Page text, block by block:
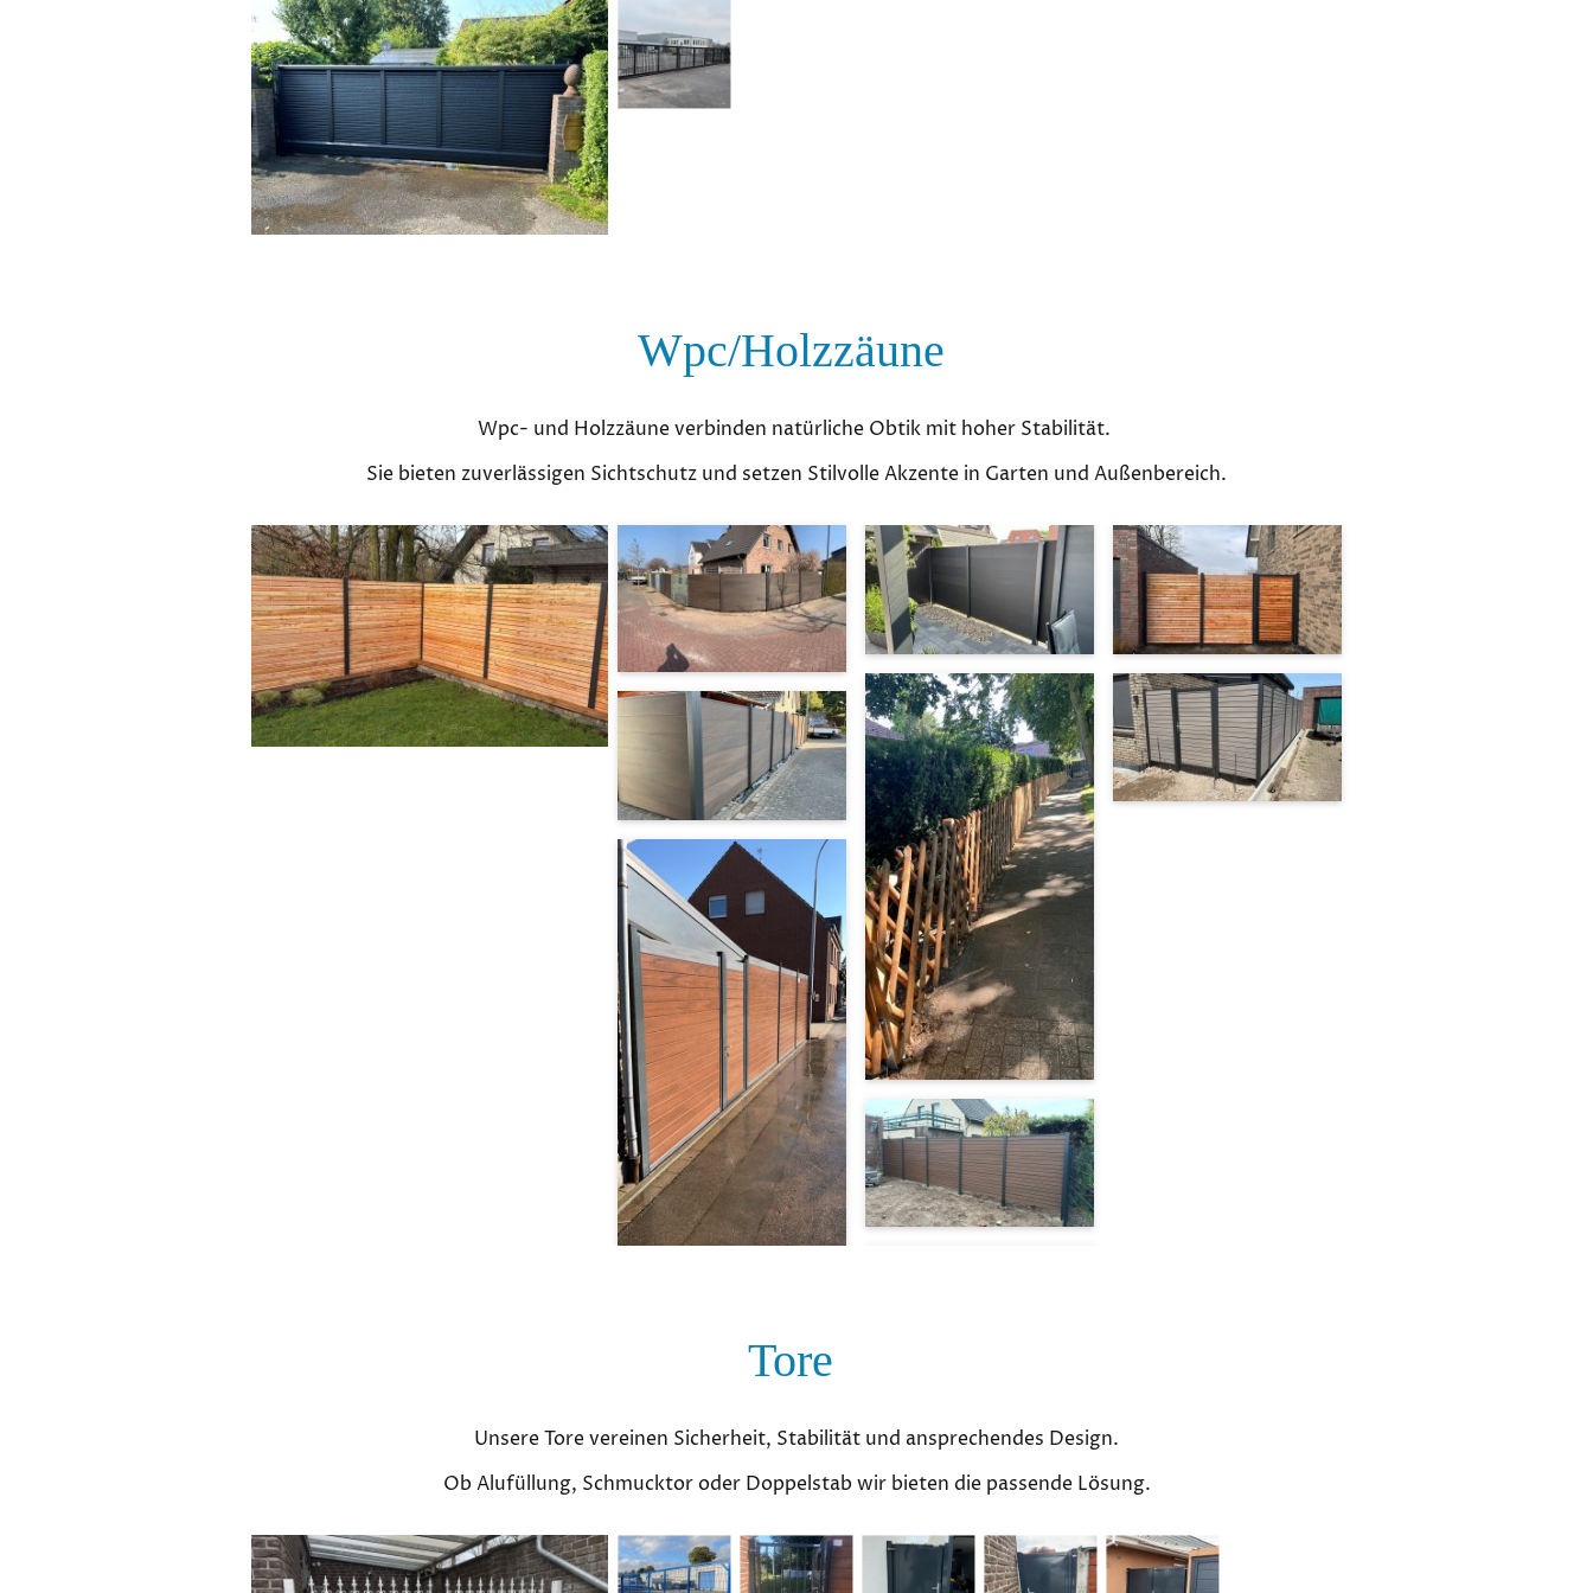
Wpc/Holzzäune
Wpc- und Holzzäune verbinden natürliche Obtik mit hoher Stabilität.
Sie bieten zuverlässigen Sichtschutz und setzen Stilvolle Akzente in Garten und Außenbereich.
Tore
Unsere Tore vereinen Sicherheit, Stabilität und ansprechendes Design.
Ob Alufüllung, Schmucktor oder Doppelstab wir bieten die passende Lösung.